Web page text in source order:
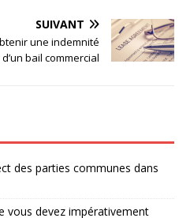
SUIVANT
une indemnité
d’un bail commercial
des parties communes dans
vous devez impérativement